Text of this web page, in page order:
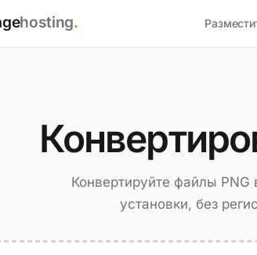
hosting.
Конвертируйте файлы PNG
установки, без